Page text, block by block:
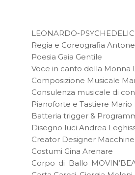
LEONARDO-
Regia e Coreografia
Poesia Gaia Gentile
Voce in canto della Monna
Composizione Musicale
Consulenza musicale di
Pianoforte e Tastiere Mario
Batteria trigger &
Disegno luci Andrea
Creator Designer
Costumi Gina Arenare
Corpo di Ballo